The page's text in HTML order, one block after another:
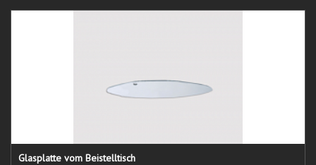
Glasplatte vom Beistelltisch